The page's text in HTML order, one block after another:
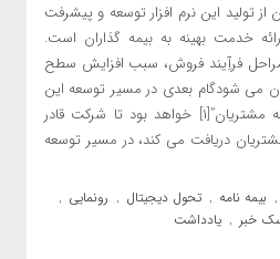
تولید این نرم افزار توسعه و پیشرفت
خدمت بهینه به بیمه گذاران است.
فرآِیند فروش، سبب افزایش سطح
می شودگام بعدی در مسیر توسعه این
نرم افزار، ایجاد “مدیریت تجربه مشتریان”[۱] خواهد بود تا شرکت قادر
دریافت می کند، در مسیر توسعه
, بیمه نامه , تحول دیجیتال , رونمایی ,
خبر , یادداشت